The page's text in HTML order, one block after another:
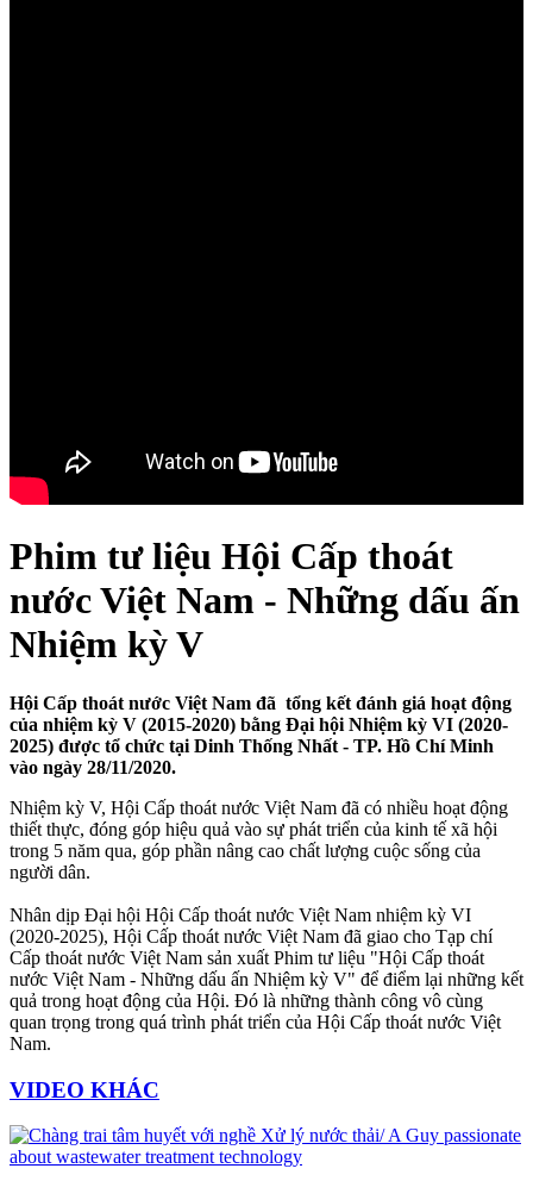
Phim tư liệu Hội Cấp thoát
nước Việt Nam - Những dấu ấn
Nhiệm kỳ V
Hội Cấp thoát nước Việt Nam đã tổng kết đánh giá hoạt động
của nhiệm kỳ V (2015-2020) bằng Đại hội Nhiệm kỳ VI (2020-
2025) được tổ chức tại Dinh Thống Nhất - TP. Hồ Chí Minh
vào ngày 28/11/2020.
Nhiệm kỳ V, Hội Cấp thoát nước Việt Nam đã có nhiều hoạt động
thiết thực, đóng góp hiệu quả vào sự phát triển của kinh tế xã hội
trong 5 năm qua, góp phần nâng cao chất lượng cuộc sống của
người dân.
Nhân dịp Đại hội Hội Cấp thoát nước Việt Nam nhiệm kỳ VI
(2020-2025), Hội Cấp thoát nước Việt Nam đã giao cho Tạp chí
Cấp thoát nước Việt Nam sản xuất Phim tư liệu "Hội Cấp thoát
nước Việt Nam - Những dấu ấn Nhiệm kỳ V" để điểm lại những kết
quả trong hoạt động của Hội. Đó là những thành công vô cùng
quan trọng trong quá trình phát triển của Hội Cấp thoát nước Việt
Nam.
VIDEO KHÁC